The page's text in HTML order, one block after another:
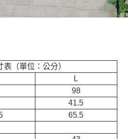
表（單位：公分）
L
98
41.5
65.5